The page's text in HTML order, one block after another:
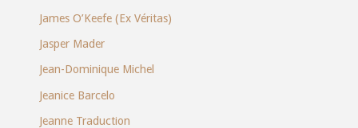
James O’Keefe (Ex Véritas)
Jasper Mader
Jean-Dominique Michel
Jeanice Barcelo
Jeanne Traduction